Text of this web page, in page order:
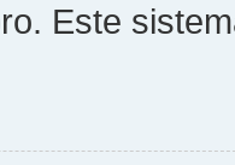
Este